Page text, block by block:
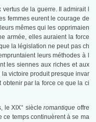
de la guerre. Il admirait l
femmes eurent le courage de
mêmes qui les opprimaien
armée, elles auraient la force
la législation ne peut pas ch
leurs méthodes à l
les siennes aux riches et aux
victoire produit presque invar
obtenir par la force ce que la ci
le XIX° siècleromantique offre
ce temps continuèrent à se ma